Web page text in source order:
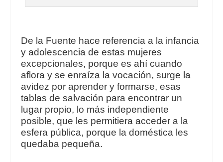
De la Fuente hace referencia a la infancia
y adolescencia de estas mujeres
excepcionales, porque es ahí cuando
aflora y se enraíza la vocación, surge la
avidez por aprender y formarse, esas
tablas de salvación para encontrar un
lugar propio, lo más independiente
posible, que les permitiera acceder a la
esfera pública, porque la doméstica les
quedaba pequeña.